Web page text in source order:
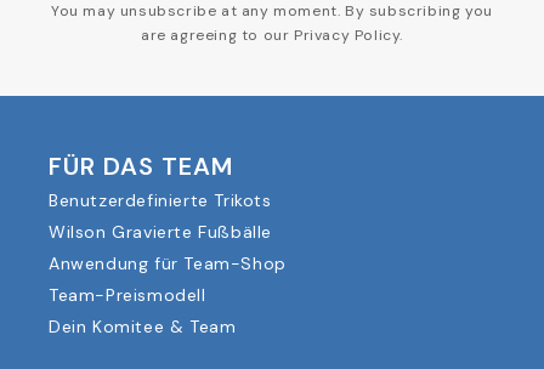
You may unsubscribe at any moment. By subscribing you
are agreeing to our Privacy Policy.
FÜR DAS TEAM
Benutzerdefinierte Trikots
Wilson Gravierte Fußbälle
Anwendung für Team-Shop
Team-Preismodell
Dein Komitee & Team